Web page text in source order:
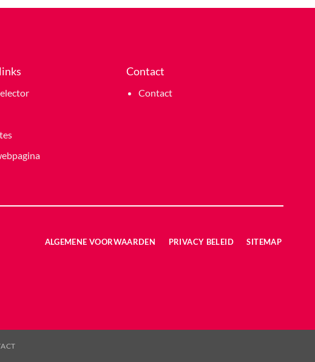
Contact
Contact
ALGEMENE VOORWAARDEN PRIVACY BELEID SITEMAP